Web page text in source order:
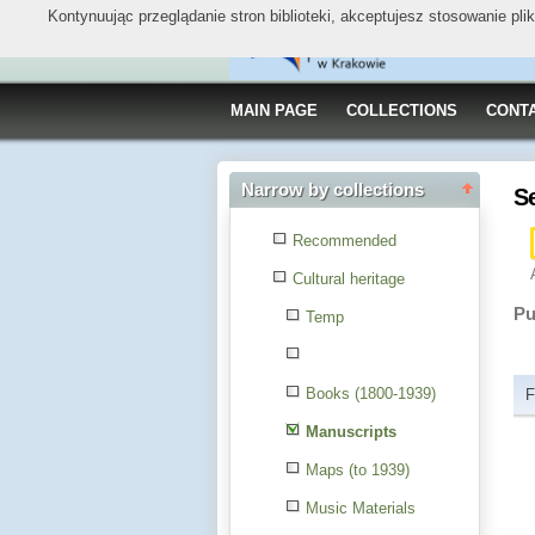
MAIN PAGE COLLECTIONS
Narrow by collections
Recommended
Cultural heritage
Temp
Books (1800-1939)
Manuscripts
Maps (to 1939)
Music Materials
Kontynuując przeglądanie stron biblioteki, akceptujesz stosowanie